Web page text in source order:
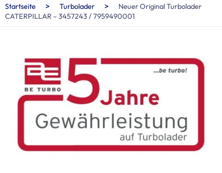
Startseite > Turbolader >
Neuer Original Turbolader
CATERPILLAR – 3457243 / 7959490001